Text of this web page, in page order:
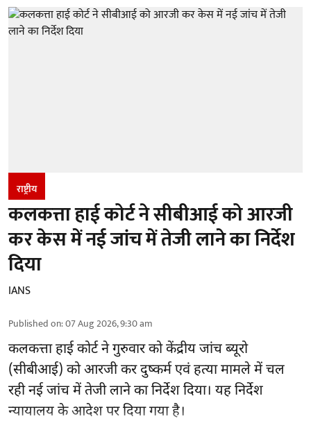
राष्ट्रीय
कलकत्ता हाई कोर्ट ने सीबीआई को आरजी
कर केस में नई जांच में तेजी लाने का निर्देश
दिया
IANS
Published on:07 Aug 2026, 9:30 am
कलकत्ता हाई कोर्ट ने गुरुवार को केंद्रीय जांच ब्यूरो
(सीबीआई) कोआरजी कर दुष्कर्म एवं हत्या मामलेमें चल
रही नई जांच में तेजी लाने का निर्देश दिया। यह निर्देश
न्यायालय के आदेश पर दिया गया है।